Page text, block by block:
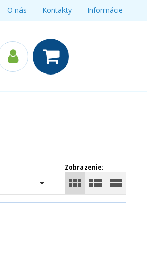
O nás Kontakty Informácie
Zobrazenie: